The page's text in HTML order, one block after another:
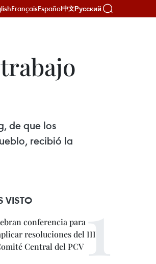
FrançaisEspañol中文Русский
de que los
recibió la
VISTO
conferencia para
resoluciones del III
Central del PCV